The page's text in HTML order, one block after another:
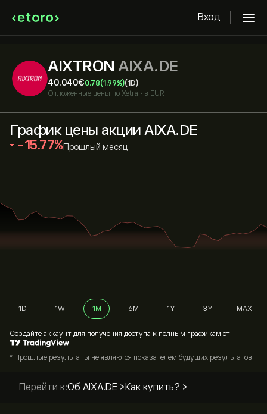
Вход
AIXTRON AIXA.DE
40.040‎€‎0.78(1.99%)(1D)
Отложенные цены по Xetra • в EUR
График цены акции AIXA.DE
‎-15.77‎ Прошлый месяц
1D 1W 1M 6M 1Y 3Y MAX
Cоздайте аккаунт для получения доступа к полным графикам от
* Прошлые результаты не являются показателем будущих результатов
Перейти к:Об AIXA.DE > Как купить? >